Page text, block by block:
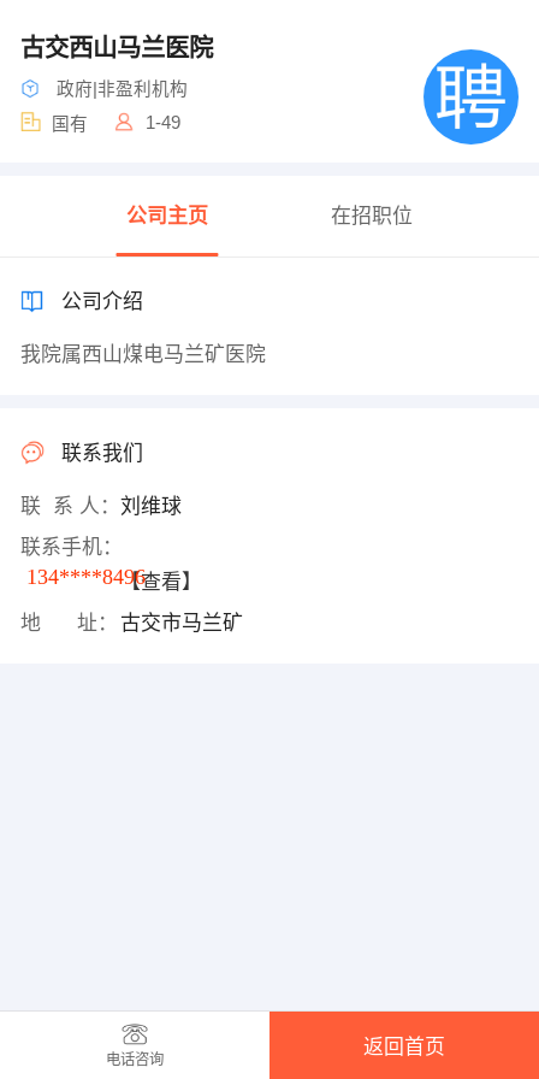
古交西山马兰医院
政府|非盈利机构
国有
1-49
公司主页 在招职位
公司介绍
我院属西山煤电马兰矿医院
联系我们
联 系 人： 刘维球
联系手机：
134****8496【查看】
地 址：
古交市马兰矿
电话咨询
返回首页